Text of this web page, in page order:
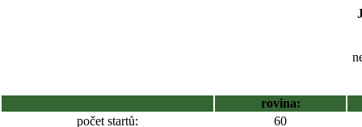
rovina:
počet startů:
60